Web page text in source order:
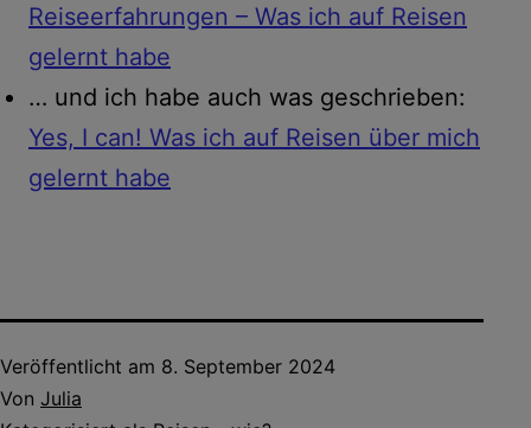
Reiseerfahrungen – Was ich auf Reisen
gelernt habe
… und ich habe auch was geschrieben:
Yes, I can! Was ich auf Reisen über mich
gelernt habe
Veröffentlicht am 8. September 2024
Von Julia